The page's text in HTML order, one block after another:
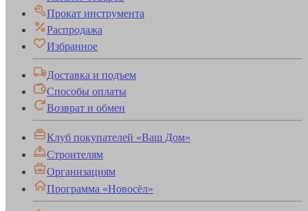
Прокат инструмента
Распродажа
Избранное
Доставка и подъем
Способы оплаты
Возврат и обмен
Клуб покупателей «Ваш Дом»
Строителям
Организациям
Программа «Новосёл»